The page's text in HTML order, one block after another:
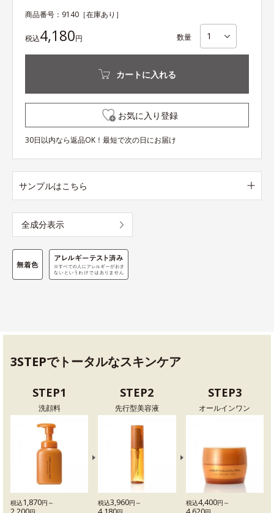
商品番号： 9140 ［在庫あり］
税込4,180円 数量
カートに入れる
お気に入り登録
30日以内なら返品OK！最短で次の日にお届け
サンプルはこちら
全成分表示
3STEPでトータルなスキンケア
STEP1
洗顔料
税込1,870円～
STEP2
先行型美容液
税込3,960円～
STEP3
オールインワン
税込4,400円～